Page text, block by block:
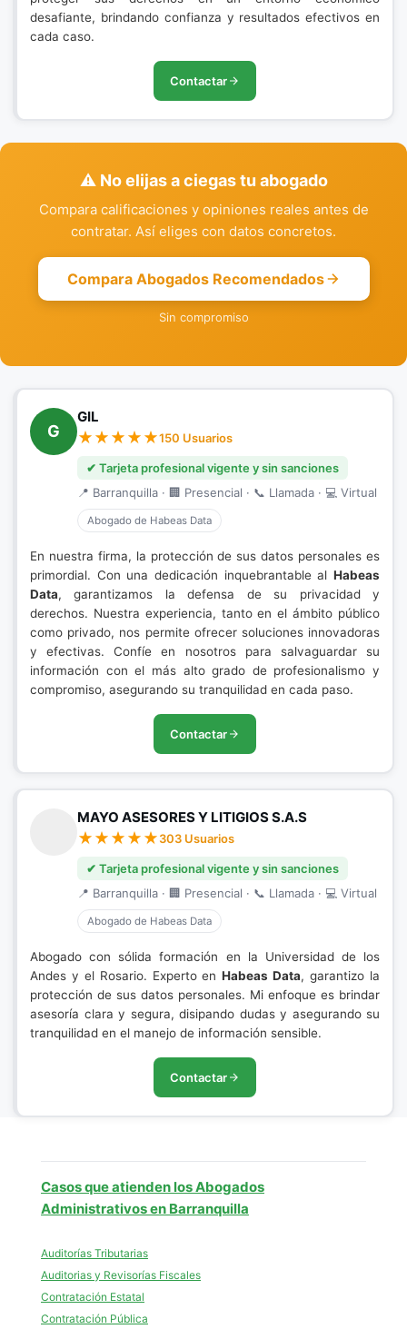
desafiante, brindando confianza y resultados efectivos en
cada caso.
Contactar
⚠️ No elijas a ciegas tu abogado
Compara calificaciones y opiniones reales antes de
contratar. Así eliges con datos concretos.
Compara Abogados Recomendados
Sin compromiso
G
GIL
150 Usuarios
✔ Tarjeta profesional vigente y sin sanciones
📍 Barranquilla · 🏢 Presencial · 📞 Llamada · 💻 Virtual
Abogado de Habeas Data
En nuestra firma, la protección de sus datos personales es
primordial. Con una dedicación inquebrantable al Habeas
Data, garantizamos la defensa de su privacidad y
derechos. Nuestra experiencia, tanto en el ámbito público
como privado, nos permite ofrecer soluciones innovadoras
y efectivas. Confíe en nosotros para salvaguardar su
información con el más alto grado de profesionalismo y
compromiso, asegurando su tranquilidad en cada paso.
Contactar
MAYO ASESORES Y LITIGIOS S.A.S
303 Usuarios
✔ Tarjeta profesional vigente y sin sanciones
📍 Barranquilla · 🏢 Presencial · 📞 Llamada · 💻 Virtual
Abogado de Habeas Data
Abogado con sólida formación en la Universidad de los
Andes y el Rosario. Experto enHabeas Data, garantizo la
protección de sus datos personales. Mi enfoque es brindar
asesoría clara y segura, disipando dudas y asegurando su
tranquilidad en el manejo de información sensible.
Contactar
Casos que atienden los Abogados
Administrativos en Barranquilla
Auditorías Tributarias
Auditorias y Revisorías Fiscales
Contratación Estatal
Contratación Pública